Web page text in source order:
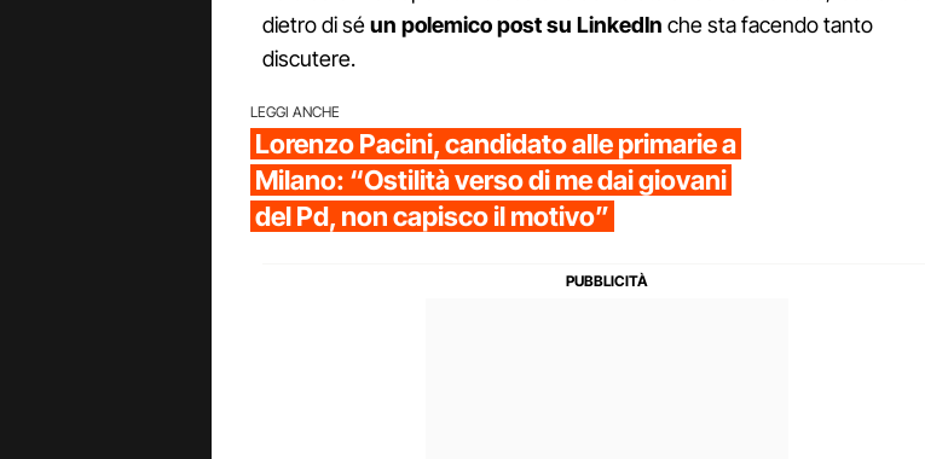
dietro di séun polemico post su LinkedIn che sta facendo tanto
discutere.
LEGGI ANCHE
Lorenzo Pacini, candidato alle primarie a
Milano: “Ostilità verso di me dai giovani
del Pd, non capisco il motivo”